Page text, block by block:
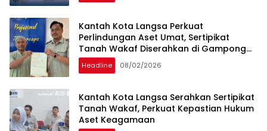
Kantah Kota Langsa Perkuat
Perlindungan Aset Umat, Sertipikat
Tanah Wakaf Diserahkan di Gampong
Karang Anyar
Headline 08/02/2026
Kantah Kota Langsa Serahkan Sertipikat
Tanah Wakaf, Perkuat Kepastian Hukum
Aset Keagamaan